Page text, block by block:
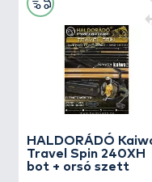
HALDORÁDÓ
Travel Spin 240XH
bot + orsó szett